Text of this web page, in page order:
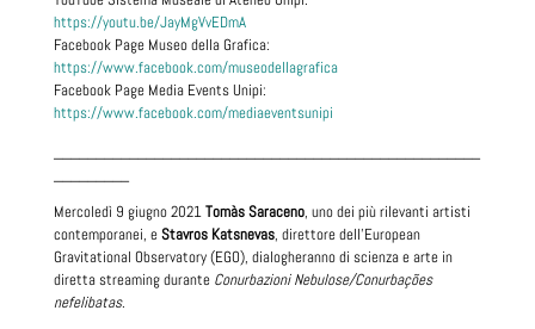
https://youtu.be/JayMgVvEDmA
Facebook Page Museo della Grafica:
https://www.facebook.com/museodellagrafica
Facebook Page Media Events Unipi:
https://www.facebook.com/mediaeventsunipi
Mercoledì 9 giugno 2021Tomàs Saraceno, uno dei più rilevanti artisti
contemporanei, eStavros Katsnevas, direttore dell’European
Gravitational Observatory (EGO), dialogheranno di scienza e arte in
diretta streaming durante Conurbazioni Nebulose/Conurbações
nefelibatas.